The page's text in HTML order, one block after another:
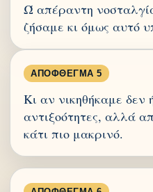
Ώ απέραντη
ζήσαμε κι όμως αυτό
ΑΠΌΦΘΕΓΜΑ 5
Κι αν νικηθήκαμε δεν
αντιξοότητες, αλλά
κάτι πιο μακρινό.